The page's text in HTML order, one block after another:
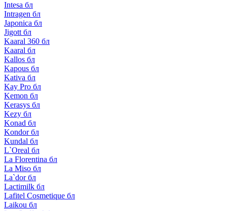
Intesa бл
Intragen бл
Japonica бл
Jigott бл
Kaaral 360 бл
Kaaral бл
Kallos бл
Kapous бл
Kativa бл
Kay Pro бл
Kemon бл
Kerasys бл
Kezy бл
Konad бл
Kondor бл
Kundal бл
L`Oreal бл
La Florentina бл
La Miso бл
La`dor бл
Lactimilk бл
Lafitel Cosmetique бл
Laikou бл